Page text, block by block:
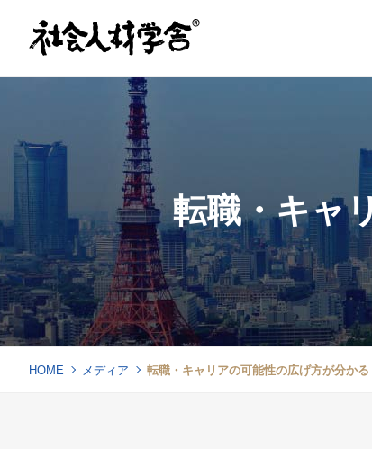
転職・キャ
HOME メディア 転職・キャリアの可能性の広げ方が分かる